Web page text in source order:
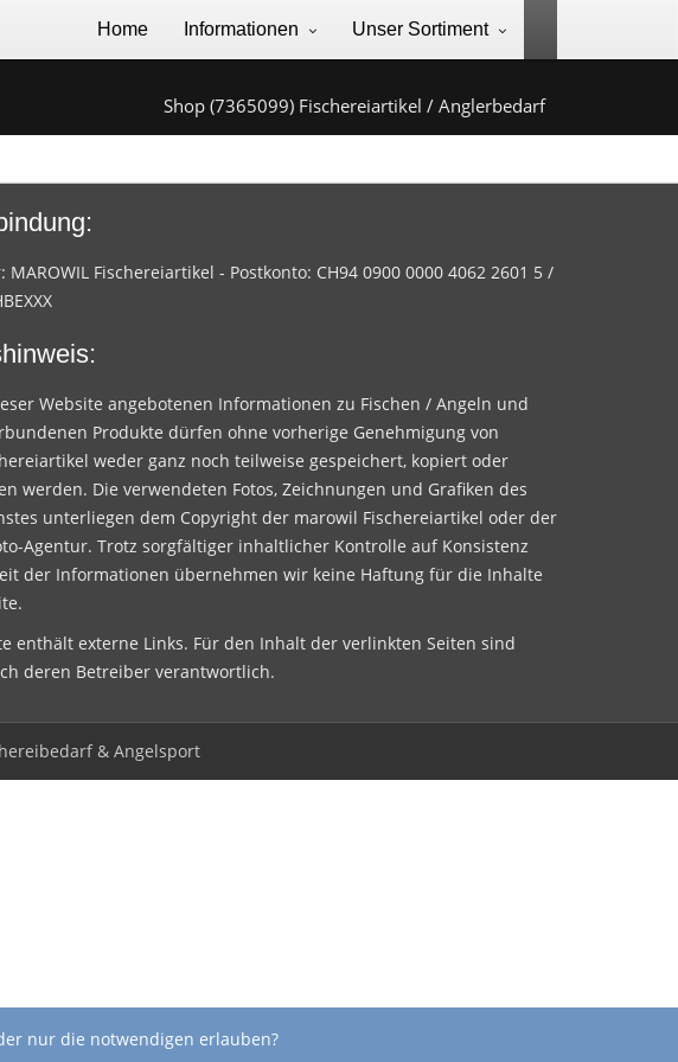
Home Informationen Unser Sortiment
Shop (7365099) Fischereiartikel / Anglerbedarf
MAROWIL Fischereiartikel - Postkonto: CH94 0900 0000 4062 2601 5 /
Website angebotenen Informationen zu Fischen / Angeln und
Produkte dürfen ohne vorherige Genehmigung von
weder ganz noch teilweise gespeichert, kopiert oder
werden. Die verwendeten Fotos, Zeichnungen und Grafiken des
unterliegen dem Copyright der marowil Fischereiartikel oder der
Agentur. Trotz sorgfältiger inhaltlicher Kontrolle auf Konsistenz
der Informationen übernehmen wir keine Haftung für die Inhalte
enthält externe Links. Für den Inhalt der verlinkten Seiten sind
deren Betreiber verantwortlich.
& Angelsport
nur die notwendigen erlauben?